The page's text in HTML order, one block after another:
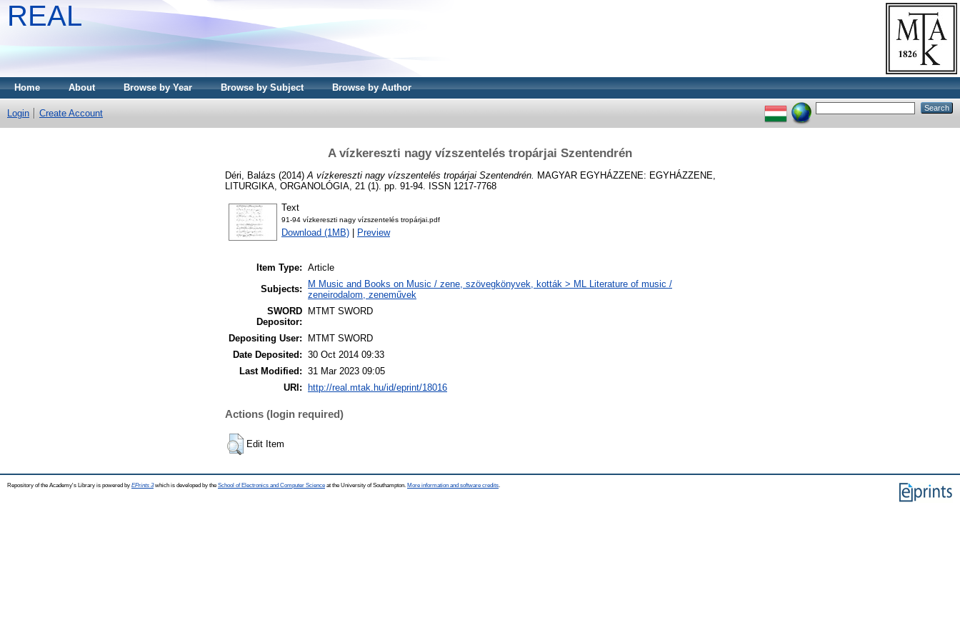
REAL
Home About Browse by Year Browse by Subject Browse by Author
Login Create Account
A vízkereszti nagy vízszentelés tropárjai Szentendrén
Déri, Balázs (2014) A vízkereszti nagy vízszentelés tropárjai Szentendrén. MAGYAR EGYHÁZZENE: EGYHÁZZENE,
LITURGIKA, ORGANOLÓGIA, 21 (1). pp. 91-94. ISSN 1217-7768
Text
91-94 vízkereszti nagy vízszentelés tropárjai.pdf
Download (1MB) Preview
Item Type: Article
Subjects:
M Music and Books on Music / zene, szövegkönyvek, kották > ML Literature of music /
zeneirodalom, zeneművek
SWORD
Depositor:
MTMT SWORD
Depositing User:
MTMT SWORD
Date Deposited: 30 Oct 2014 09:33
Last Modified: 31 Mar 2023 09:05
URI:
http://real.mtak.hu/id/eprint/18016
Actions (login required)
Edit Item
Repository of the Academy's Library is powered by EPrints 3which is developed by the School of Electronics and Computer Science at the University of Southampton. More information and software credits